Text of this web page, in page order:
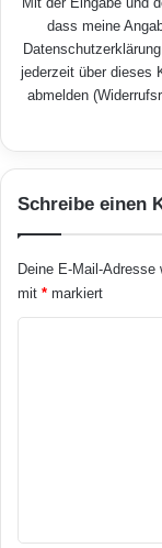
dass meine
Datenschutzerklärung
jederzeit über dieses
abmelden
Schreibe einen
Deine E-Mail-Adresse
mit * markiert